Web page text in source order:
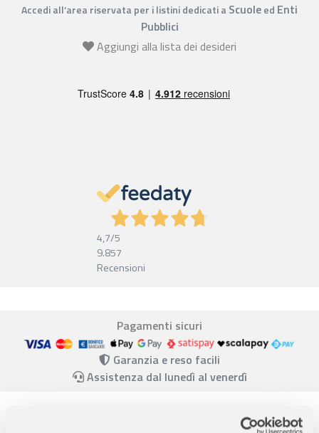
Accedi all’area riservata per i listini dedicati a Scuoleed Enti
Pubblici
Aggiungi alla lista dei desideri
4,7/5
9.857
Recensioni
Pagamenti sicuri
Garanzia e reso facili
Assistenza dal lunedì al venerdì